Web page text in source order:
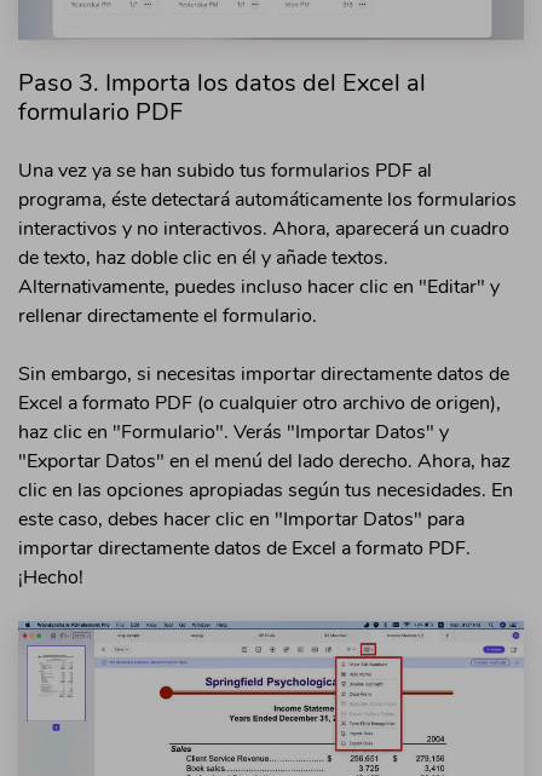
Paso 3. Importa los datos del Excel al
formulario PDF
Una vez ya se han subido tus formularios PDF al
programa, éste detectará automáticamente los formularios
interactivos y no interactivos. Ahora, aparecerá un cuadro
de texto, haz doble clic en él y añade textos.
Alternativamente, puedes incluso hacer clic en "Editar" y
rellenar directamente el formulario.
Sin embargo, si necesitas importar directamente datos de
Excel a formato PDF (o cualquier otro archivo de origen),
haz clic en "Formulario". Verás "Importar Datos" y
"Exportar Datos" en el menú del lado derecho. Ahora, haz
clic en las opciones apropiadas según tus necesidades. En
este caso, debes hacer clic en "Importar Datos" para
importar directamente datos de Excel a formato PDF.
¡Hecho!